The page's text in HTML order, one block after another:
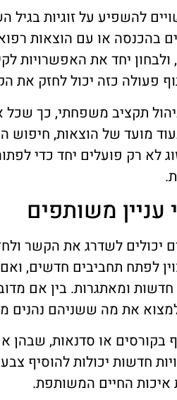
להשפיע על זוגיות בגיל
בהכנסה או עם הוצאות
ולבחון יחד את האפשרויות
פעולה כזה יכול לחזק
תקציב משפחתי, כך שכל
מועד של הוצאות, חיפוש
לא רק פועלים יחד כדי
עניין משותפים
יכולים לשדרג את הקשר
לפתח תחביבים חדשים,
חדשות ומאתגרות. בין אם
את מה ששניהם נהנים
בקורסים או סדנאות, שבהן
חדשות יכולות להוסיף
איכות החיים המשותפת.